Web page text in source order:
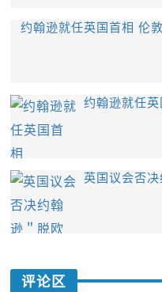
约翰逊就任英国首相 伦
约翰逊就任英
英国议会否
评论区